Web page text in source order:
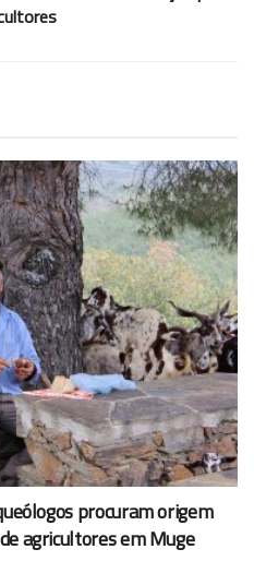
procuram origem
agricultores em Muge